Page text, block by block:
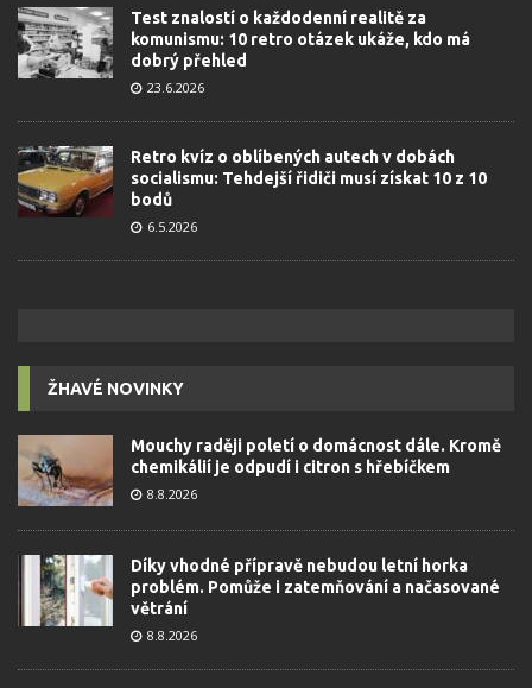
Test znalostí o každodenní realitě za
komunismu: 10 retro otázek ukáže, kdo má
dobrý přehled
23.6.2026
Retro kvíz o oblíbených autech v dobách
socialismu: Tehdejší řidiči musí získat 10 z 10
bodů
6.5.2026
ŽHAVÉ NOVINKY
Mouchy raději poletí o domácnost dále. Kromě
chemikálií je odpudí i citron s hřebíčkem
8.8.2026
Díky vhodné přípravě nebudou letní horka
problém. Pomůže i zatemňování a načasované
větrání
8.8.2026